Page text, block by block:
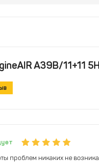
А39B/11+11
проблем никаких не